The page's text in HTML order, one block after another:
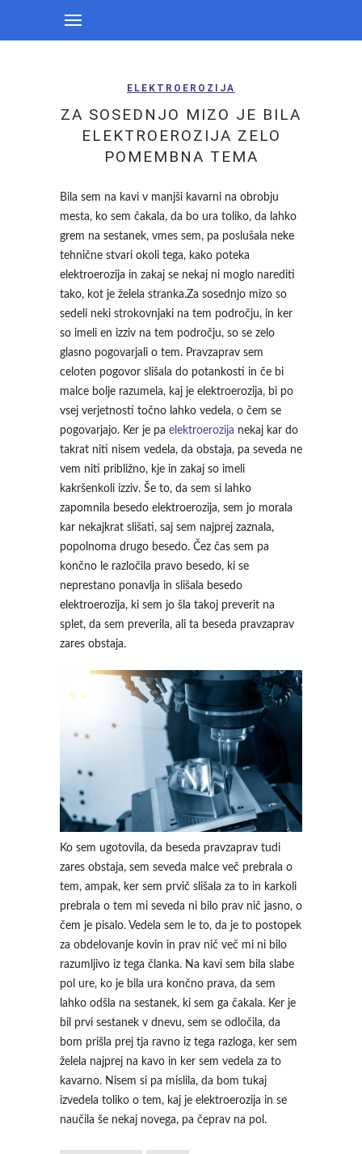
ELEKTROEROZIJA
ZA SOSEDNJO MIZO JE BILA
ELEKTROEROZIJA ZELO
POMEMBNA TEMA
Bila sem na kavi v manjši kavarni na obrobju
mesta, ko sem čakala, da bo ura toliko, da lahko
grem na sestanek, vmes sem, pa poslušala neke
tehnične stvari okoli tega, kako poteka
elektroerozija in zakaj se nekaj ni moglo narediti
tako, kot je želela stranka.Za sosednjo mizo so
sedeli neki strokovnjaki na tem področju, in ker
so imeli en izziv na tem področju, so se zelo
glasno pogovarjali o tem. Pravzaprav sem
celoten pogovor slišala do potankosti in če bi
malce bolje razumela, kaj je elektroerozija, bi po
vsej verjetnosti točno lahko vedela, o čem se
pogovarjajo. Ker je pa elektroerozija nekaj kar do
takrat niti nisem vedela, da obstaja, pa seveda ne
vem niti približno, kje in zakaj so imeli
kakršenkoli izziv. Še to, da sem si lahko
zapomnila besedo elektroerozija, sem jo morala
kar nekajkrat slišati, saj sem najprej zaznala,
popolnoma drugo besedo. Čez čas sem pa
končno le razločila pravo besedo, ki se
neprestano ponavlja in slišala besedo
elektroerozija, ki sem jo šla takoj preverit na
splet, da sem preverila, ali ta beseda pravzaprav
zares obstaja.
Ko sem ugotovila, da beseda pravzaprav tudi
zares obstaja, sem seveda malce več prebrala o
tem, ampak, ker sem prvič slišala za to in karkoli
prebrala o tem mi seveda ni bilo prav nič jasno, o
čem je pisalo. Vedela sem le to, da je to postopek
za obdelovanje kovin in prav nič več mi ni bilo
razumljivo iz tega članka. Na kavi sem bila slabe
pol ure, ko je bila ura končno prava, da sem
lahko odšla na sestanek, ki sem ga čakala. Ker je
bil prvi sestanek v dnevu, sem se odločila, da
bom prišla prej tja ravno iz tega razloga, ker sem
želela najprej na kavo in ker sem vedela za to
kavarno. Nisem si pa mislila, da bom tukaj
izvedela toliko o tem, kaj je elektroerozija in se
naučila še nekaj novega, pa čeprav na pol.